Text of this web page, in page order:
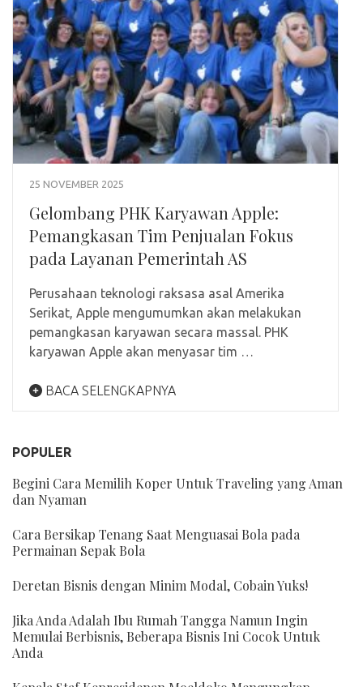
25 NOVEMBER 2025
Gelombang PHK Karyawan Apple:
Pemangkasan Tim Penjualan Fokus
pada Layanan Pemerintah AS
Perusahaan teknologi raksasa asal Amerika
Serikat, Apple mengumumkan akan melakukan
pemangkasan karyawan secara massal. PHK
karyawan Apple akan menyasar tim …
BACA SELENGKAPNYA
POPULER
Begini Cara Memilih Koper Untuk Traveling yang Aman
dan Nyaman
Cara Bersikap Tenang Saat Menguasai Bola pada
Permainan Sepak Bola
Deretan Bisnis dengan Minim Modal, Cobain Yuks!
Jika Anda Adalah Ibu Rumah Tangga Namun Ingin
Memulai Berbisnis, Beberapa Bisnis Ini Cocok Untuk
Anda